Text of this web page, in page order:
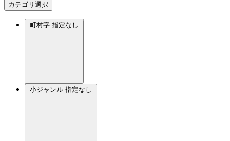
カテゴリ選択
町村字 指定なし
小ジャンル 指定なし